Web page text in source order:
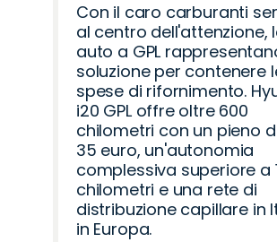
Con il caro carburanti
al centro dell'attenzione,
auto a GPL
soluzione per contenere
spese di rifornimento.
i20 GPL offre oltre 600
chilometri con un pieno
35 euro, un'autonomia
complessiva superiore a
chilometri e una rete di
distribuzione capillare in
in Europa.